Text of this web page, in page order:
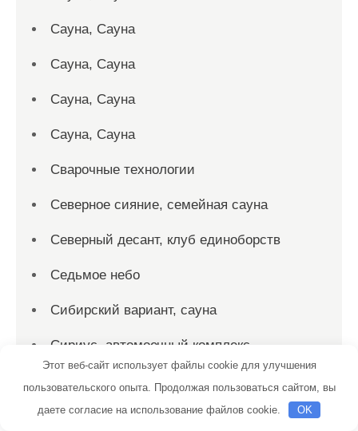
Сауна, Сауна
Сауна, Сауна
Сауна, Сауна
Сауна, Сауна
Сварочные технологии
Северное сияние, семейная сауна
Северный десант, клуб единоборств
Седьмое небо
Сибирский вариант, сауна
Сириус, автомоечный комплекс
Скиф, автомойка
Скиф, автомойка
Этот веб-сайт использует файлы cookie для улучшения
пользовательского опыта. Продолжая пользоваться сайтом, вы
даете согласие на использование файлов cookie.
OK